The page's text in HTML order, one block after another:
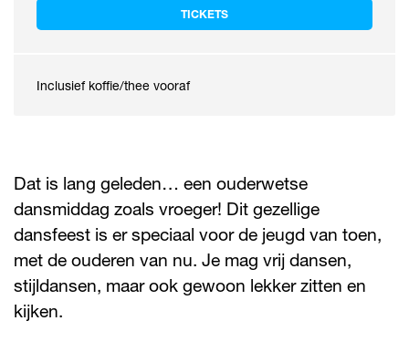
TICKETS
Inclusief koffie/thee vooraf
Dat is lang geleden… een ouderwetse
dansmiddag zoals vroeger! Dit gezellige
dansfeest is er speciaal voor de jeugd van toen,
met de ouderen van nu. Je mag vrij dansen,
stijldansen, maar ook gewoon lekker zitten en
kijken.